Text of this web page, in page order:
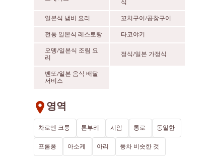
식
일본식 냄비 요리
꼬치구이/곱창구이
전통 일본식 레스토랑
타코야키
오뎅/일본식 조림 요
리 정식/일본 가정식
벤또/일본 음식 배달
서비스
영역
차로엔 크룽 톤부리 시암 통로
동일한
프롬퐁
아소케 아리
풍차 비슷한 것